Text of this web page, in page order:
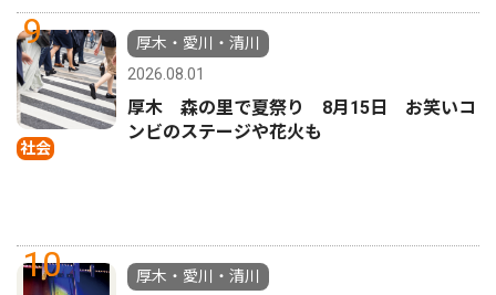
9
社会
厚木・愛川・清川
2026.08.01
厚木 森の里で夏祭り 8月15日 お笑いコ
ンビのステージや花火も
10
厚木・愛川・清川